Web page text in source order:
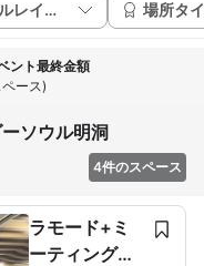
テーブルレイアウト 場所タ
ント最終金額
ース)
ソウル明洞
4件のスペース
ラモード+ミ
ーティングル